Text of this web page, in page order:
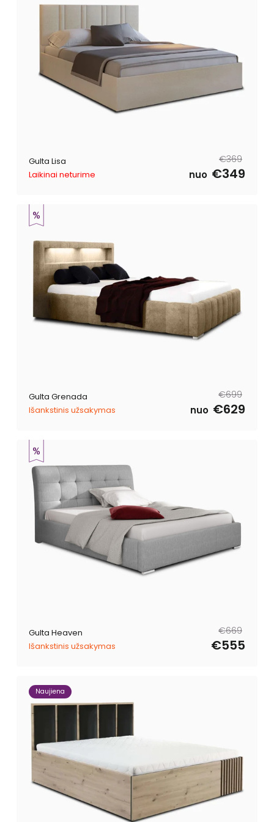
Gulta Lisa
Laikinai neturime
Parastā
cena
€369
Pārdošanas
cena
nuo €349
Gulta Grenada
Išankstinis užsakymas
Parastā
cena
€699
Pārdošanas
cena
nuo €629
Gulta Heaven
Išankstinis užsakymas
Parastā
cena
€669
Pārdošanas
cena€555
Naujiena